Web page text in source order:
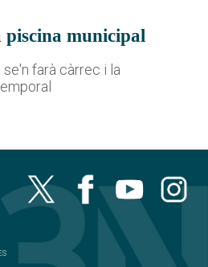
piscina municipal
farà càrrec i la